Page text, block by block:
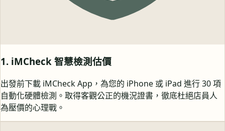
1. iMCheck 智慧檢測估價
出發前下載 iMCheck App，為您的 iPhone 或 iPad 進行 30 項
自動化硬體檢測。取得客觀公正的機況證書，徹底杜絕店員人
為壓價的心理戰。